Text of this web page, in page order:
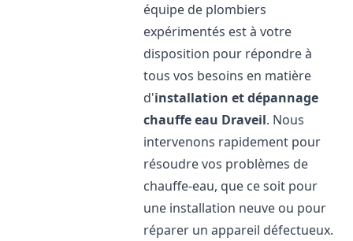
équipe de plombiers
expérimentés est à votre
disposition pour répondre à
tous vos besoins en matière
d'installation et dépannage
chauffe eau Draveil. Nous
intervenons rapidement pour
résoudre vos problèmes de
chauffe-eau, que ce soit pour
une installation neuve ou pour
réparer un appareil défectueux.